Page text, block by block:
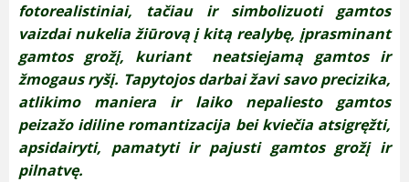
fotorealistiniai, tačiau ir simbolizuoti gamtos
vaizdai nukelia žiūrovą į kitą realybę, įprasminant
gamtos grožį, kuriant neatsiejamą gamtos ir
žmogaus ryšį. Tapytojos darbai žavi savo precizika,
atlikimo maniera ir laiko nepaliesto gamtos
peizažo idiline romantizacija bei kviečia atsigręžti,
apsidairyti, pamatyti ir pajusti gamtos grožį ir
pilnatvę.